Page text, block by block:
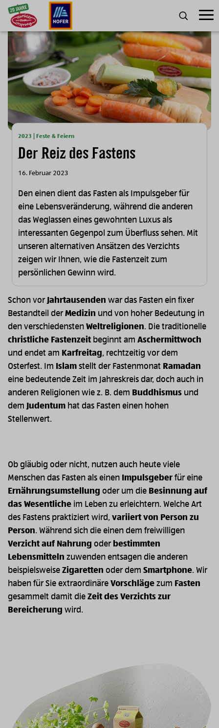
Zum Inhalt
SUCHE
2023 | Feste & Feiern
Der Reiz des Fastens
16. Februar 2023
Den einen dient das Fasten als Impulsgeber für
eine Lebensveränderung, während die anderen
das Weglassen eines gewohnten Luxus als
interessanten Gegenpol zum Überfluss sehen. Mit
unseren alternativen Ansätzen des Verzichts
zeigen wir Ihnen, wie die Fastenzeit zum
persönlichen Gewinn wird.
Schon vor Jahrtausenden war das Fasten ein fixer
Bestandteil derMedizin und von hoher Bedeutung in
den verschiedensten Weltreligionen. Die traditionelle
christliche Fastenzeit beginnt am Aschermittwoch
und endet am Karfreitag, rechtzeitig vor dem
Osterfest. Im Islam stellt der Fastenmonat Ramadan
eine bedeutende Zeit im Jahreskreis dar, doch auch in
anderen Religionen wie z. B. dem Buddhismus und
dem Judentum hat das Fasten einen hohen
Stellenwert.
Ob gläubig oder nicht, nutzen auch heute viele
Menschen das Fasten als einen Impulsgeber für eine
Ernährungsumstellung oder um die Besinnung auf
das Wesentliche im Leben zu erleichtern. Welche Art
des Fastens praktiziert wird, variiert von Person zu
Person. Während sich die einen dem freiwilligen
Verzicht auf Nahrung oder bestimmten
Lebensmitteln zuwenden entsagen die anderen
beispielsweise Zigaretten oder dem Smartphone. Wir
haben für Sie extraordinäre Vorschläge zum Fasten
gesammelt damit die Zeit des Verzichts zur
Bereicherung wird.